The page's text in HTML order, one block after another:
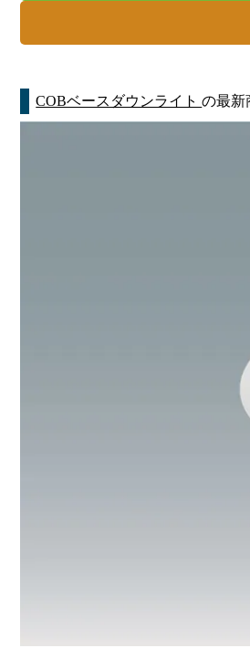
COBベースダウンライトの最新